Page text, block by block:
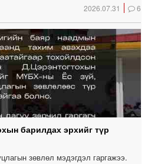
2026.07.31 6
барилдах эрхийг түр
зөвлөл мэдэгдэл гаргажээ.